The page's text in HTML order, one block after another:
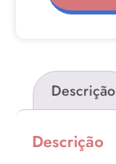
Descrição
Descrição